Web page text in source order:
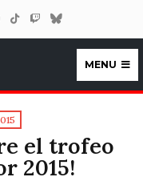
MENU
el trofeo
2015!